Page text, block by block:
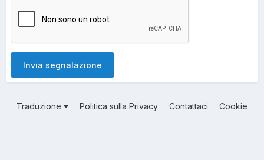
Invia segnalazione
Traduzione Politica sulla Privacy Contattaci Cookie